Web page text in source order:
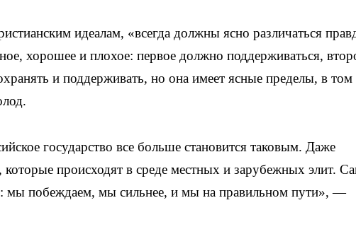
идеалам, «всегда должны ясно различаться
хорошее и плохое: первое должно поддерживаться,
и поддерживать, но она имеет ясные пределы, в том
государство все больше становится таковым. Даже
которые происходят в среде местных и зарубежных элит.
мы побеждаем, мы сильнее, и мы на правильном пути», —